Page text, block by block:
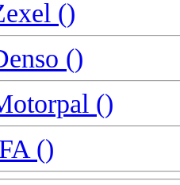
()
()
()
()